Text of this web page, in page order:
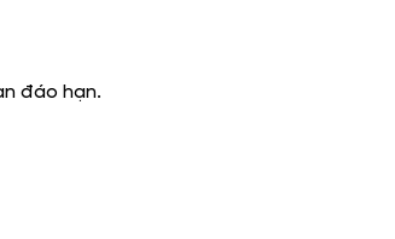
đáo hạn.